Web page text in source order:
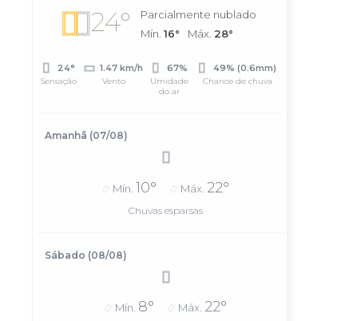
24°
Parcialmente nublado
Mín. 16° Máx. 28°
24°
Sensação
1.47 km/h
Vento
67%
Umidade
do ar
49% (0.6mm)
Chance de chuva
Amanhã (07/08)
Mín. 10° Máx. 22°
Chuvas esparsas
Sábado (08/08)
Mín. 8° Máx. 22°